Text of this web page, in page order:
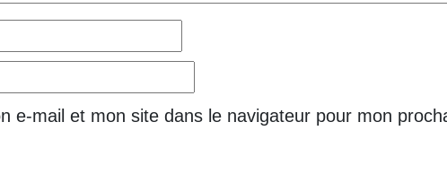
e-mail et mon site dans le navigateur pour mon